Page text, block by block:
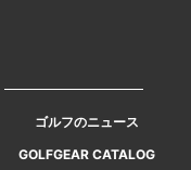
ゴルフのニュース
GOLFGEAR CATALOG